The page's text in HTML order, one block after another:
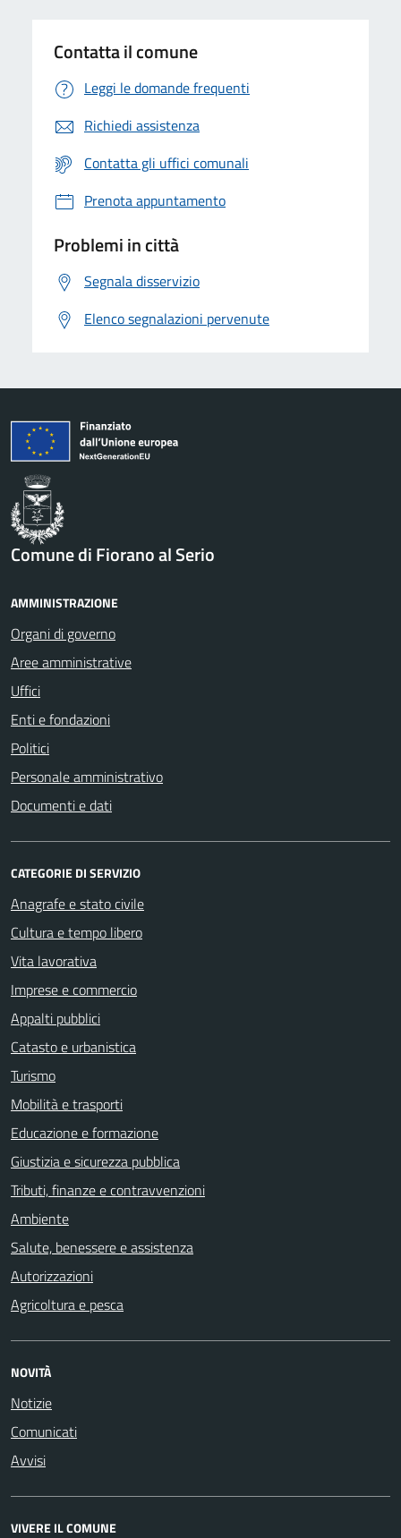
Contatta il comune
Leggi le domande frequenti
Richiedi assistenza
Contatta gli uffici comunali
Prenota appuntamento
Problemi in città
Segnala disservizio
Elenco segnalazioni pervenute
Comune di Fiorano al Serio
AMMINISTRAZIONE
Organi di governo
Aree amministrative
Uffici
Enti e fondazioni
Politici
Personale amministrativo
Documenti e dati
CATEGORIE DI SERVIZIO
Anagrafe e stato civile
Cultura e tempo libero
Vita lavorativa
Imprese e commercio
Appalti pubblici
Catasto e urbanistica
Turismo
Mobilità e trasporti
Educazione e formazione
Giustizia e sicurezza pubblica
Tributi, finanze e contravvenzioni
Ambiente
Salute, benessere e assistenza
Autorizzazioni
Agricoltura e pesca
NOVITÀ
Notizie
Comunicati
Avvisi
VIVERE IL COMUNE